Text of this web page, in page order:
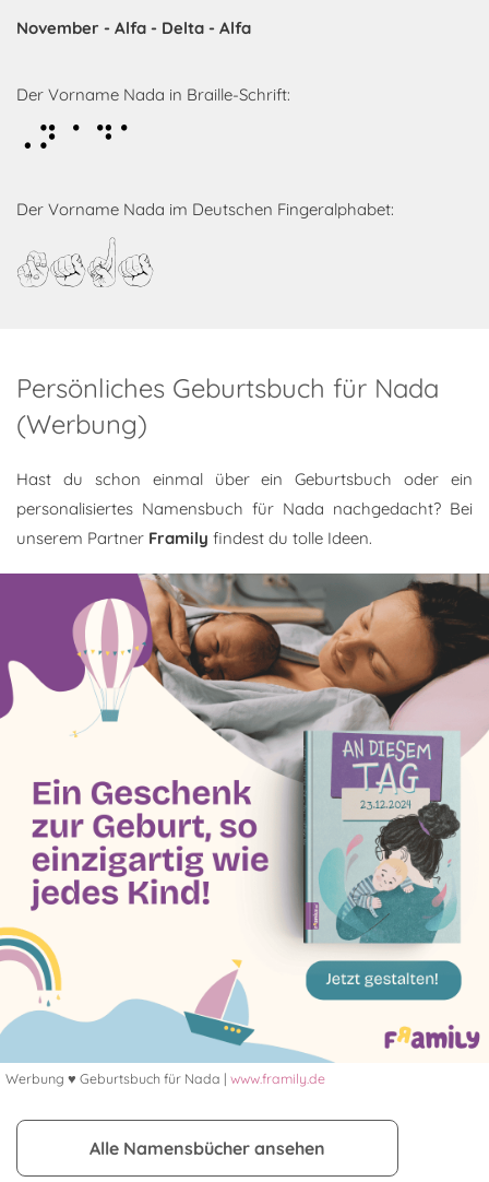
November - Alfa - Delta - Alfa
Der Vorname Nada in Braille-Schrift:
Nada
Der Vorname Nada im Deutschen Fingeralphabet:
Nada
Persönliches Geburtsbuch für Nada
(Werbung)
Hast du schon einmal über ein Geburtsbuch oder ein
personalisiertes Namensbuch für Nada nachgedacht? Bei
unserem Partner Framily findest du tolle Ideen.
Werbung ♥ Geburtsbuch für Nada | www.framily.de
Alle Namensbücher ansehen